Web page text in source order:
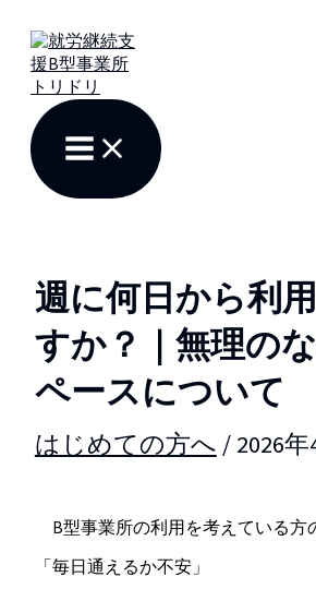
週に何日から利
すか？｜無理の
ペースについて
はじめての方へ / 2026
B型事業所の利用を考えている方
「毎日通えるか不安」